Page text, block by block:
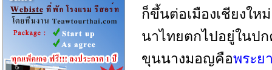
ก็ขึ้นต่อเมืองเชียงใ
นาไทยตกไปอยู่ใน
ขุนนางมอญคือพระย